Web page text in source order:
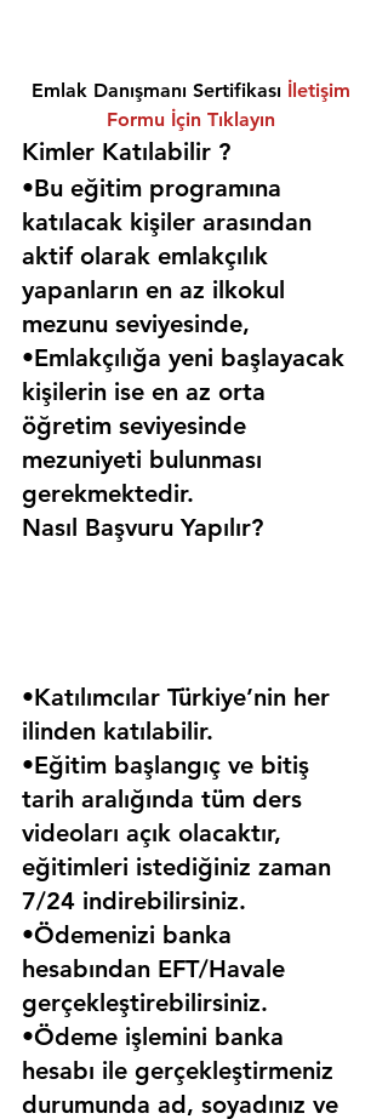
Emlak Danışmanı Sertifikası İletişim
Formu İçin Tıklayın
Kimler Katılabilir ?
•Bu eğitim programına
katılacak kişiler arasından
aktif olarak emlakçılık
yapanların en az ilkokul
mezunu seviyesinde,
•Emlakçılığa yeni başlayacak
kişilerin ise en az orta
öğretim seviyesinde
mezuniyeti bulunması
gerekmektedir.
Nasıl Başvuru Yapılır?
•Katılımcılar Türkiye’nin her
ilinden katılabilir.
•Eğitim başlangıç ve bitiş
tarih aralığında tüm ders
videoları açık olacaktır,
eğitimleri istediğiniz zaman
7/24 indirebilirsiniz.
•Ödemenizi banka
hesabından EFT/Havale
gerçekleştirebilirsiniz.
•Ödeme işlemini banka
hesabı ile gerçekleştirmeniz
durumunda ad, soyadınız ve